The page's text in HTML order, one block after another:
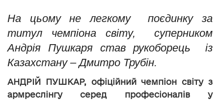
На цьому не легкому поєдинку за
титул чемпіона світу, суперником
Андрія Пушкаря став рукоборець із
Казахстану – Дмитро Трубін.
АНДРІЙ ПУШКАР, офіційний чемпіон світу з
армреслінгу серед професіоналів у